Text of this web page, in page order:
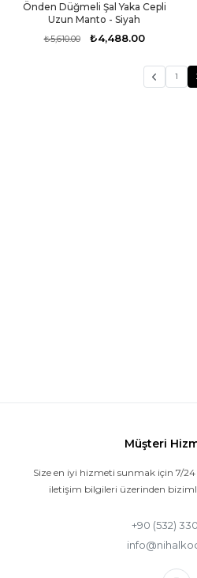
-20%
Önden Düğmeli Şal Yaka Cepli
Uzun Manto - Siyah
₺5,610.00 ₺4,488.00
1
Müşteri
Size en iyi hizmeti sunmak için 7/
iletişim bilgileri üzerinden
+90 (532)